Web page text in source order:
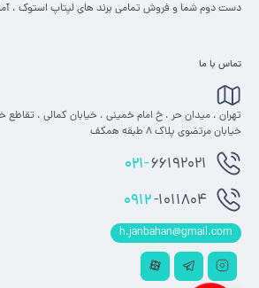
دست دوم شما و فروش تمامی برند های لپتاپ استوک ،
تماس با ما
تهران ، میدان حر ، خ امام خمینی ، خیابان کمالی ، تقاطع
خیابان مرتضوی پلاک 8 طبقه همکف
021-66192021
0912-1011804
h.janbahan@gmail.com